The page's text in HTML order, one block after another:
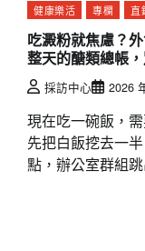
健康樂活 專欄 直
吃澱粉就焦慮？
整天的醣類總帳
採訪中心 2026
現在吃一碗飯，
先把白飯挖去一
點，辦公室群組